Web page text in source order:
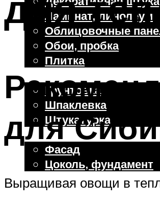
Ламинат, линолеум
Облицовочные
Обои, пробка
Плитка
Грунтовка
Шпаклевка
Штукатурка
Внешняя отделка
Фасад
Цоколь, фундамент
для
Выращивая овощи в